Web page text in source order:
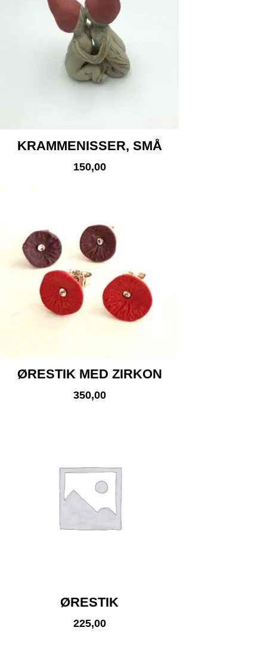
KRAMMENISSER, SMÅ
150,00
ØRESTIK MED ZIRKON
350,00
ØRESTIK
225,00